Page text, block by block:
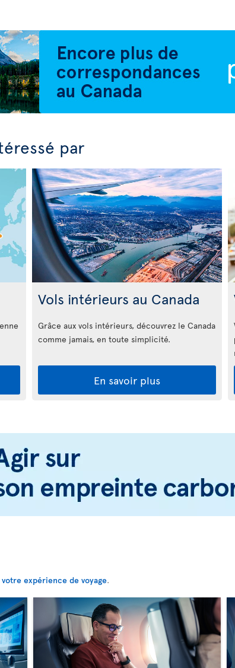
par
Vols intérieurs au Canada
Grâce aux vols intérieurs, découvrez le Canada
comme jamais, en toute simplicité.
En savoir plus
votre expérience de voyage.